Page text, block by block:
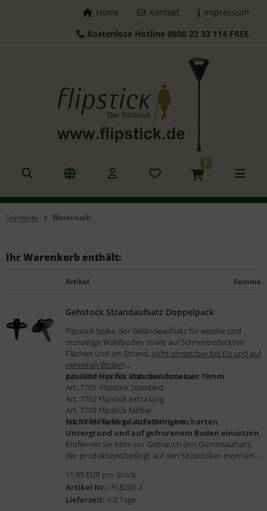
Impressum
Kontakt
Home
Kostenlose Hotline 0800 22 33 114 FREE
1
Startseite Warenkorb
Ihr Warenkorb enthält:
Artikel Summe
Gehstock Strandaufsatz Doppelpack
Flipstick Spike, der Geländeaufsatz für weiche und
morastige Waldböden sowie auf Schneebedeckten
Flächen und am Strand, nicht einsetzbar bei Eis und auf
vereisten Böden!
passend nur für Rohrdurchmesser 19mm
Art. 7801 Flipstick Standard extra kurz
Art. 7701 Flipstick Standard
Art. 7702 Flipstick extra lang
Art. 7703 Flipstick faltbar
Art. 7803 Flipstick faltbar Extra kurz
Nicht im Gebirge auf steinigem, harten
Untergrund und auf gefrorenem Boden einsetzen
Entfernen Sie bitte vor Gebrauch den Gummiaufsatz,
der produktionsbedingt auf den Sitzstöcken montiert
Doppelpack
11,95 EUR pro Stück
Artikel Nr.: FL8205-2
Lieferzeit: 1-3 Tage
Sitz